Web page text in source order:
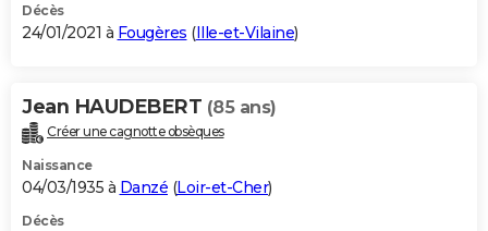
Décès
24/01/2021 à Fougères (Ille-et-Vilaine)
Jean HAUDEBERT (85 ans)
Créer une cagnotte obsèques
Naissance
04/03/1935 à Danzé (Loir-et-Cher)
Décès